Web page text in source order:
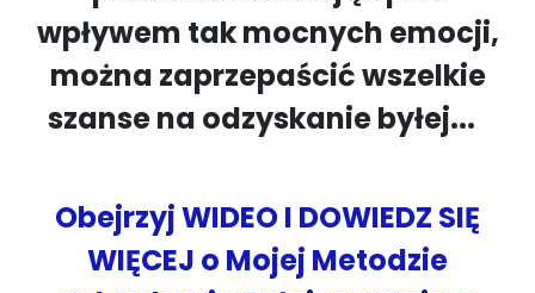
wpływem tak mocnych emocji,
można zaprzepaścić wszelkie
szanse na odzyskanie byłej...
Obejrzyj WIDEO I DOWIEDZ SIĘ
WIĘCEJ o Mojej Metodzie